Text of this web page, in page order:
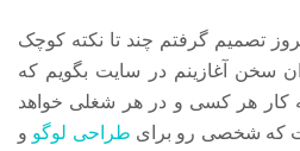
تصمیم گرفتم چند تا نکته کوچک
سخن آغازینم در سایت بگویم که
کار هر کسی و در هر شغلی خواهد
که شخصی رو برای طراحی لوگو و